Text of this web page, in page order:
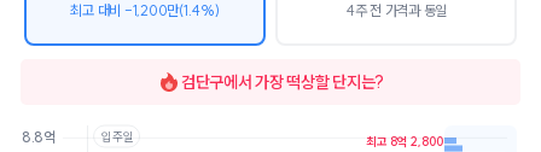
최고 대비 -1,200만(1.4%) 4주 전 가격과 동일
검단구에서 가장 떡상할 단지는?
입주일
8.8억 최고 8억 2,800